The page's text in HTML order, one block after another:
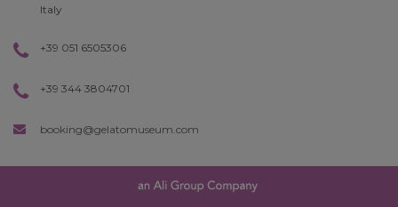
Italy
+39 051 6505306
+39 344 3804701
booking@gelatomuseum.com